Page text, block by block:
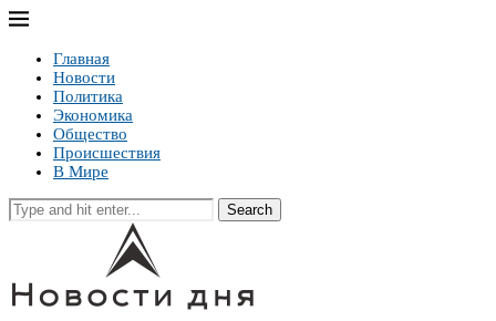
Главная
Новости
Политика
Экономика
Общество
Происшествия
В Мире
Search